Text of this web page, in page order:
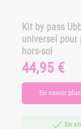
Kit by pass
universel pour
hors-sol
Prix
44,95 €
En savoir plus
En